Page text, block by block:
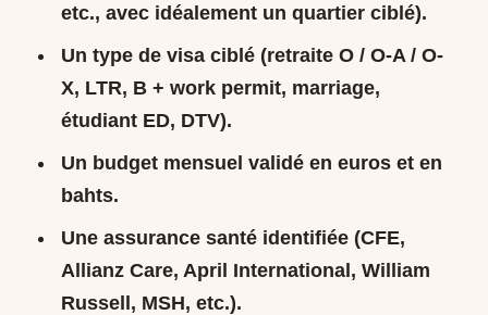
etc., avec idéalement un quartier ciblé).
Un type de visaciblé (retraite O / O-A / O-
X, LTR, B + work permit, marriage,
étudiant ED, DTV).
Un budget mensuel validé en euros et en
bahts.
Une assurance santéidentifiée (CFE,
Allianz Care, April International, William
Russell, MSH, etc.).